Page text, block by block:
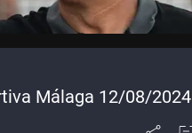
Málaga 12/08/2024